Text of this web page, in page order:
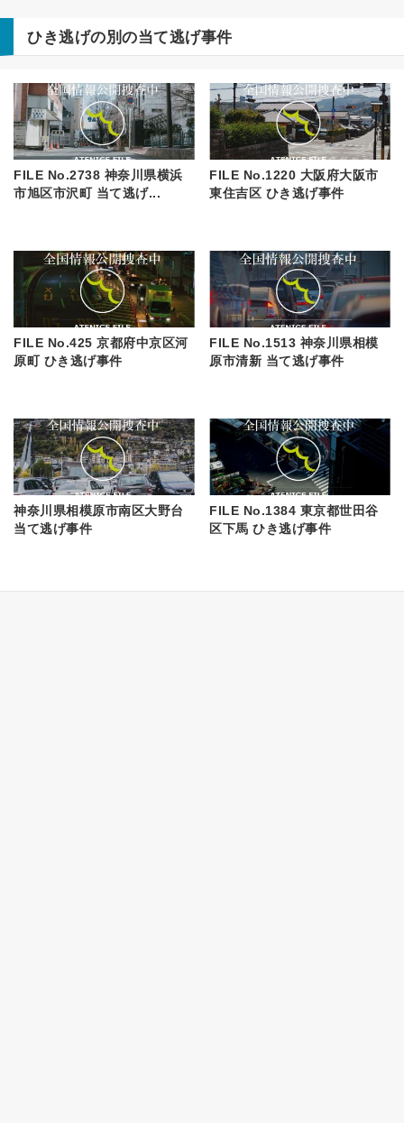
ひき逃げの別の当て逃げ事件
FILE No.2738 神奈川県横浜
市旭区市沢町 当て逃げ...
FILE No.1220 大阪府大阪市
東住吉区 ひき逃げ事件
FILE No.425 京都府中京区河
原町 ひき逃げ事件
FILE No.1513 神奈川県相模
原市清新 当て逃げ事件
神奈川県相模原市南区大野台
当て逃げ事件
FILE No.1384 東京都世田谷
区下馬 ひき逃げ事件